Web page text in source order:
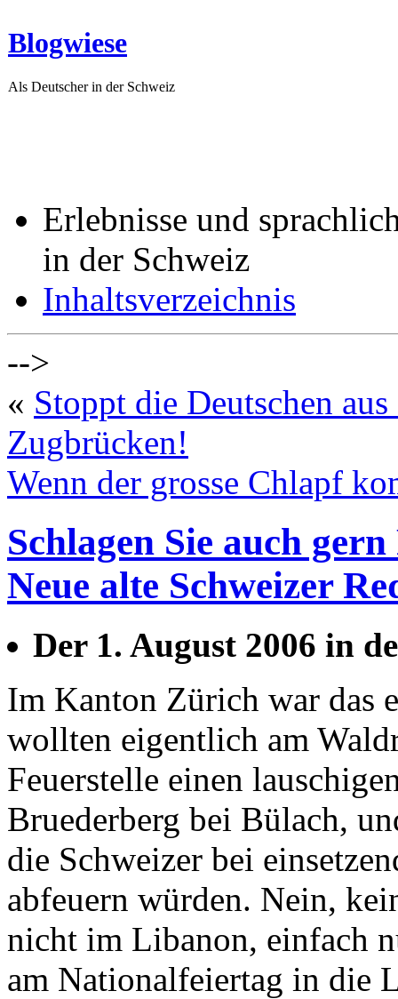
Blogwiese
Als Deutscher in der Schweiz
Erlebnisse und
in der Schweiz
Inhaltsverzeichnis
-->
« Stoppt die Deutschen
Zugbrücken!
Wenn der grosse Chlapf
Schlagen Sie auch
Neue alte Schweizer
Der 1. August 2006 in
Im Kanton Zürich war das
wollten eigentlich am
Feuerstelle einen
Bruederberg bei Bülach,
die Schweizer bei
abfeuern würden. Nein,
nicht im Libanon, einfach
am Nationalfeiertag in die